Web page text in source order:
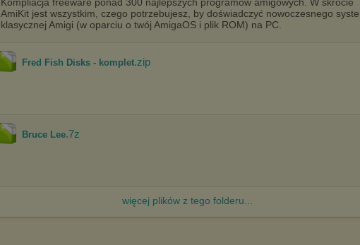
AmiKit jest wszystkim, czego potrzebujesz, by doświadczyć nowoczesnego
klasycznej Amigi (w oparciu o twój AmigaOS i plik ROM) na PC.
Fred Fish Disks - komplet.zip
Bruce Lee.7z
więcej plików z tego folderu...